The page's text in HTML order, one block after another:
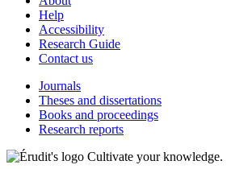
Help
Accessibility
Research Guide
Contact us
Journals
Theses and dissertations
Books and proceedings
Research reports
Cultivate your knowledge.